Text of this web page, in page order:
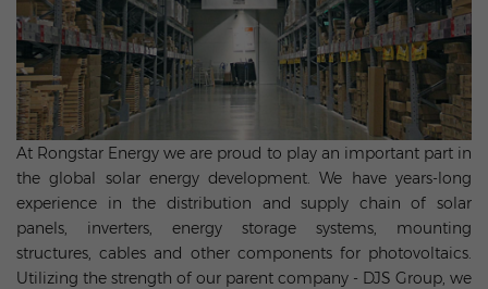
At Rongstar Energy we are proud to play an important part in
the global solar energy development. We have years-long
experience in the distribution and supply chain of solar
panels, inverters, energy storage systems, mounting
structures, cables and other components for photovoltaics.
Utilizing the strength of our parent company - DJS Group, we